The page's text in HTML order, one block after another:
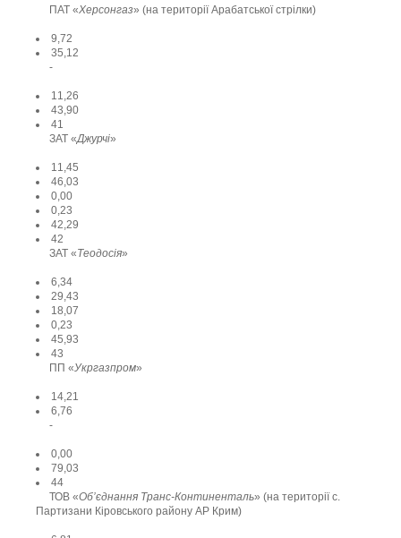
ПАТ «Херсонгаз» (на території Арабатської стрілки)
9,72
35,12
-
11,26
43,90
41
ЗАТ «Джурчі»
11,45
46,03
0,00
0,23
42,29
42
ЗАТ «Теодосія»
6,34
29,43
18,07
0,23
45,93
43
ПП «Укргазпром»
14,21
6,76
-
0,00
79,03
44
ТОВ «Об’єднання Транс-Континенталь» (на території с.
Партизани Кіровського району АР Крим)